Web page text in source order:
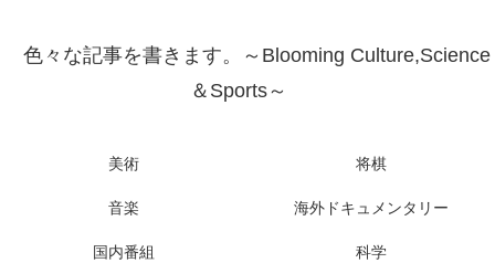
色々な記事を書きます。～Blooming Culture,Science
＆Sports～
美術 将棋
音楽 海外ドキュメンタリー
国内番組 科学